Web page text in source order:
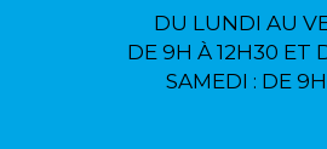
DU LUNDI AU
DE 9H À 12H30 ET
SAMEDI : DE